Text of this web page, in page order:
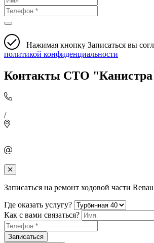
Нажимая кнопку Записаться вы
политикой конфиденциальности
Контакты СТО
/
Записаться на ремонт ходовой части
Где оказать услугу?
Как с вами связаться?
Записаться